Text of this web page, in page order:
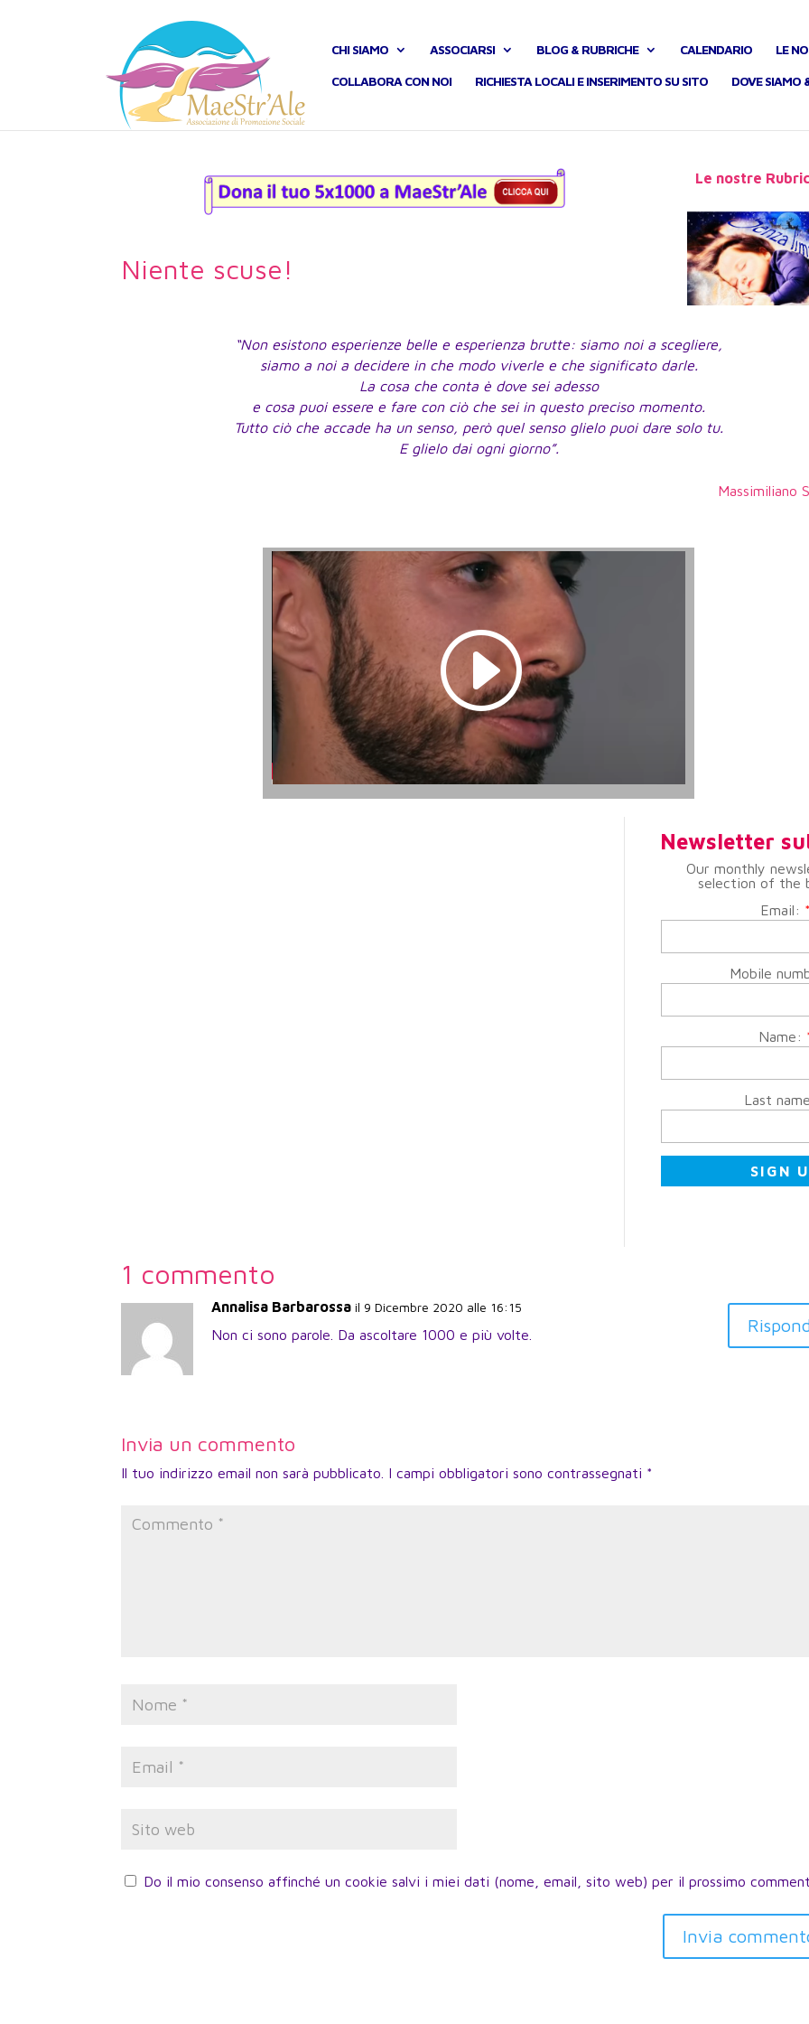
CHI SIAMO ASSOCIARSI BLOG & RUBRICHE CALENDARIO LE
COLLABORA CON NOI RICHIESTA LOCALI E INSERIMENTO SU SITO DOVE SIAMO
Niente scuse!
Le nostre
“Non esistono esperienze belle e esperienza brutte: siamo noi a scegliere,
siamo a noi a decidere in che modo viverle e che significato darle.
La cosa che conta è dove sei adesso
e cosa puoi essere e fare con ciò che sei in questo preciso momento.
Tutto ciò che accade ha un senso, però quel senso glielo puoi dare solo tu.
E glielo dai ogni giorno”.
Massimiliano
Newsletter
Our monthly
selection of the
Email:
Mobile
Name:
Last
1 commento
Annalisa Barbarossa il 9 Dicembre 2020 alle 16:15
Non ci sono parole. Da ascoltare 1000 e più volte.
Invia un commento
Il tuo indirizzo email non sarà pubblicato. I campi obbligatori sono contrassegnati *
Do il mio consenso affinché un cookie salvi i miei dati (nome, email, sito web) per il prossimo
Invia